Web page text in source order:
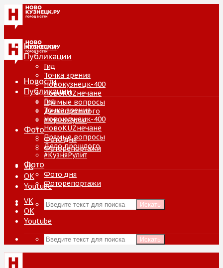
Новости
Публикации
Гид
Точка зрения
Новокузнецк-400
НовоKUZнечане
Прямые вопросы
Дело прошлого
#КузняРулит
Фото
Фото дня
Фоторепортажи
VK
ОК
Youtube
Искать
Новости
Публикации
Гид
Точка зрения
Новокузнецк-400
НовоKUZнечане
Прямые вопросы
Дело прошлого
#КузняРулит
Фото
Фото дня
Фоторепортажи
VK
ОК
Youtube
Искать